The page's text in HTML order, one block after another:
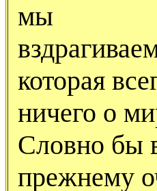
мы
которая
ничего о
Словно бы
прежнему